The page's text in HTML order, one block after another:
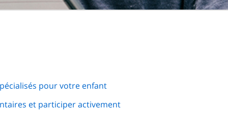
pour votre enfant
et participer activement